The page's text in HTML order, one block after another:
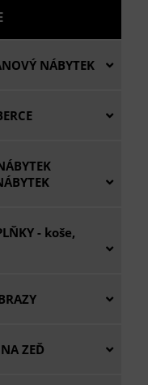
NÁBYTEK
- koše,
ZEĎ